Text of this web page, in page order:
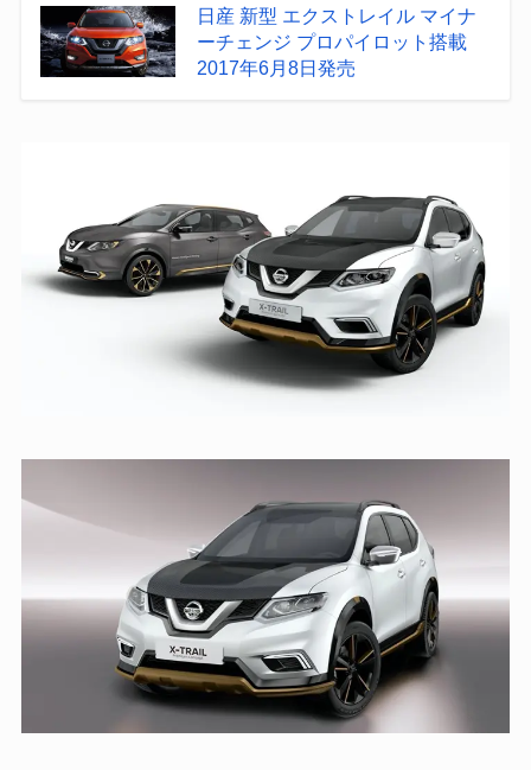
日産 新型 エクストレイル マイナ
ーチェンジ プロパイロット搭載
2017年6月8日発売